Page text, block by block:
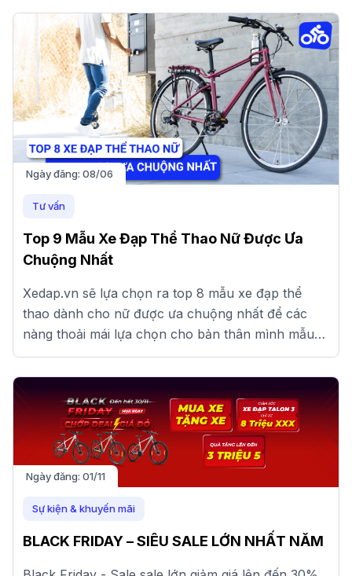
Ngày đăng: 08/06
Tư vấn
Top 9 Mẫu Xe Đạp Thể Thao Nữ Được Ưa
Chuộng Nhất
Xedap.vn sẽ lựa chọn ra top 8 mẫu xe đạp thể
thao dành cho nữ được ưa chuộng nhất để các
nàng thoải mái lựa chọn cho bản thân mình mẫu
xe phù hợp nhất nhé!
Ngày đăng: 01/11
Sự kiện & khuyến mãi
BLACK FRIDAY – SIÊU SALE LỚN NHẤT NĂM